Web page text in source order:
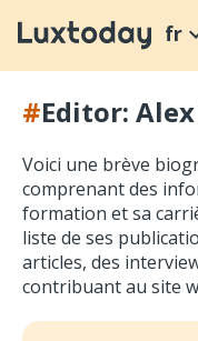
fr
#Editor:
Voici une brève
comprenant des
formation et sa
liste de ses
articles, des
contribuant au site